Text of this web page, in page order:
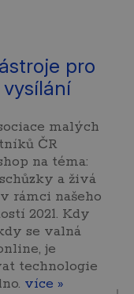
pro
malých
ČR
na téma:
a živá
rámci našeho
2021. Kdy
se valná
je
technologie
více »